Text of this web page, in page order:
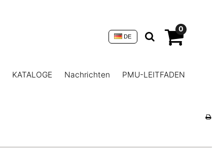
0
DE
KATALOGE Nachrichten
PMU-LEITFADEN